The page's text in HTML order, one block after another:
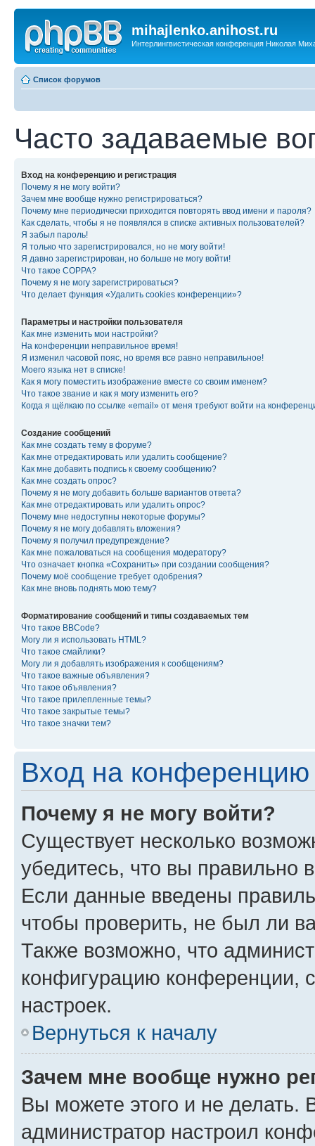
mihajlenko.anihost.ru
Интерлингвистическая конференция Николая
Список форумов
Часто задаваемые
Вход на конференцию и регистрация
Почему я не могу войти?
Зачем мне вообще нужно регистрироваться?
Почему мне периодически приходится повторять ввод имени и пароля?
Как сделать, чтобы я не появлялся в списке активных пользователей?
Я забыл пароль!
Я только что зарегистрировался, но не могу войти!
Я давно зарегистрирован, но больше не могу войти!
Что такое COPPA?
Почему я не могу зарегистрироваться?
Что делает функция «Удалить cookies конференции»?
Параметры и настройки пользователя
Как мне изменить мои настройки?
На конференции неправильное время!
Я изменил часовой пояс, но время все равно неправильное!
Моего языка нет в списке!
Как я могу поместить изображение вместе со своим именем?
Что такое звание и как я могу изменить его?
Когда я щёлкаю по ссылке «email» от меня требуют войти на
Создание сообщений
Как мне создать тему в форуме?
Как мне отредактировать или удалить сообщение?
Как мне добавить подпись к своему сообщению?
Как мне создать опрос?
Почему я не могу добавить больше вариантов ответа?
Как мне отредактировать или удалить опрос?
Почему мне недоступны некоторые форумы?
Почему я не могу добавлять вложения?
Почему я получил предупреждение?
Как мне пожаловаться на сообщения модератору?
Что означает кнопка «Сохранить» при создании сообщения?
Почему моё сообщение требует одобрения?
Как мне вновь поднять мою тему?
Форматирование сообщений и типы создаваемых тем
Что такое BBCode?
Могу ли я использовать HTML?
Что такое смайлики?
Могу ли я добавлять изображения к сообщениям?
Что такое важные объявления?
Что такое объявления?
Что такое прилепленные темы?
Что такое закрытые темы?
Что такое значки тем?
Вход на конференцию
Почему я не могу войти?
Существует несколько
убедитесь, что вы правильно
Если данные введены
чтобы проверить, не был ли
Также возможно, что
конфигурацию конференции,
настроек.
Вернуться к началу
Зачем мне вообще нужно
Вы можете этого и не делать.
администратор настроил